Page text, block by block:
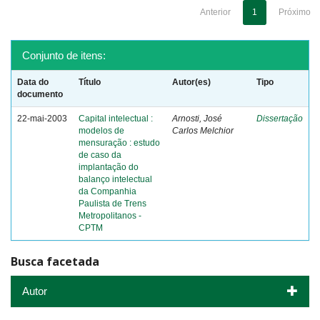
Anterior 1 Próximo
Conjunto de itens:
Data do
documento
Título Autor(es) Tipo
22-mai-2003
Capital intelectual :
modelos de
mensuração : estudo
de caso da
implantação do
balanço intelectual
da Companhia
Paulista de Trens
Metropolitanos -
CPTM
Arnosti, José
Carlos Melchior
Dissertação
Busca facetada
Autor